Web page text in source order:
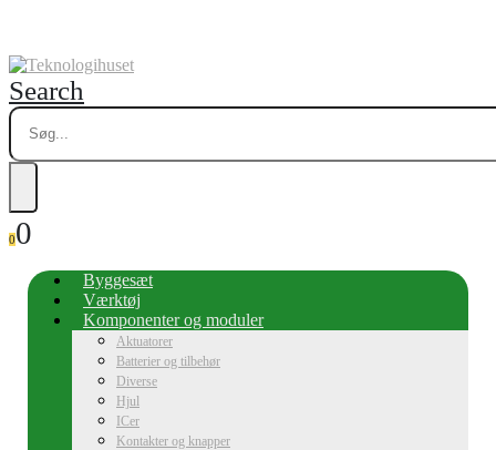
Search
00
Byggesæt
Værktøj
Komponenter og moduler
Aktuatorer
Batterier og tilbehør
Diverse
Hjul
ICer
Kontakter og knapper